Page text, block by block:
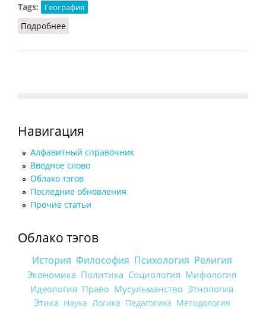
Tags:
География
Подробнее
Навигация
Алфавитный справочник
Вводное слово
Облако тэгов
Последние обновления
Прочие статьи
Облако тэгов
История Философия Психология Религия
Экономика Политика Социология Мифология
Идеология Право Мусульманство Этнология
Этика Наука Логика Педагогика Методология